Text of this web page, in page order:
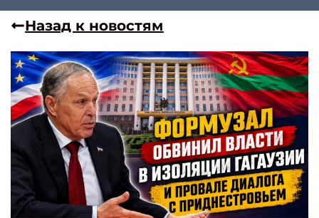
Назад к новостям